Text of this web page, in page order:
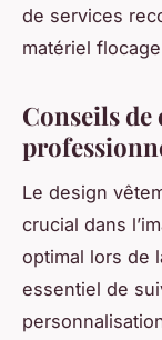
de services
matériel
Conseils
Le design
crucial dans
optimal lors de
essentiel de